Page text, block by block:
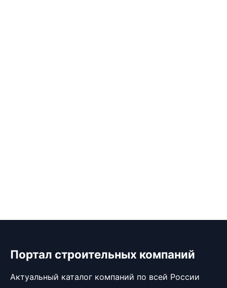
Портал строительных компаний
Актуальный каталог компаний по всей России